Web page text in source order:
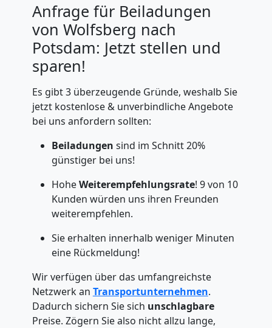
Anfrage für Beiladungen
von Wolfsberg nach
Potsdam: Jetzt stellen und
sparen!
Es gibt 3 überzeugende Gründe, weshalb Sie
jetzt kostenlose & unverbindliche Angebote
bei uns anfordern sollten:
Beiladungen sind im Schnitt 20%
günstiger bei uns!
HoheWeiterempfehlungsrate! 9 von 10
Kunden würden uns ihren Freunden
weiterempfehlen.
Sie erhalten innerhalb weniger Minuten
eine Rückmeldung!
Wir verfügen über das umfangreichste
Netzwerk an Transportunternehmen.
Dadurch sichern Sie sich unschlagbare
Preise. Zögern Sie also nicht allzu lange,